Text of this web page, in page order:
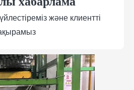
және клиентті